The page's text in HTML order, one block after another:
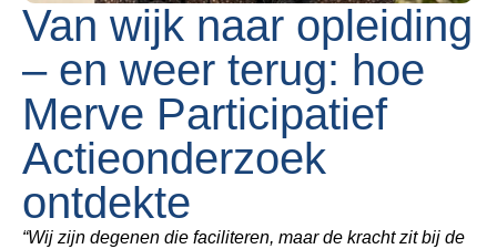
Van wijk naar opleiding
– en weer terug: hoe
Merve Participatief
Actieonderzoek
ontdekte
“Wij zijn degenen die faciliteren, maar de kracht zit bij de